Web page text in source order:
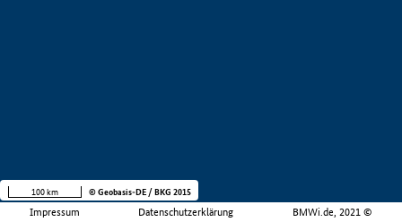
Impressum Datenschutzerklärung BMWi.de, 2021 ©
100 km © Geobasis-DE / BKG 2015